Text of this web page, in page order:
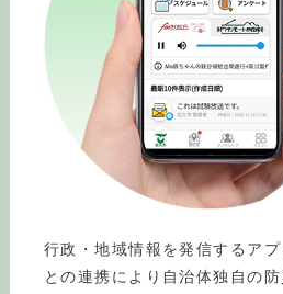
行政・地域情報を発信するア
との連携により自治体独自の